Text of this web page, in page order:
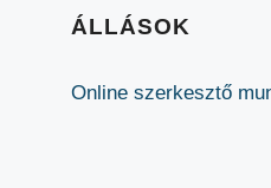
ÁLLÁSOK
Online szerkesztő